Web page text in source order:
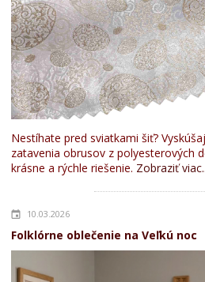
Nestíhate pred sviatkami šiť?
zatavenia obrusov z polyesterových
krásne a rýchle riešenie. Zobraziť
10.03.2026
Folklórne oblečenie na Veľkú noc